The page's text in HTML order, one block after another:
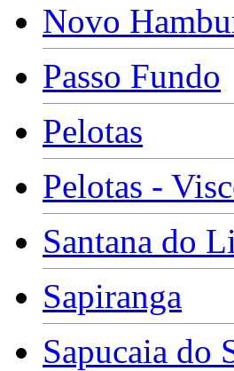
Novo
Passo Fundo
Pelotas
Pelotas -
Santana do
Sapiranga
Sapucaia do